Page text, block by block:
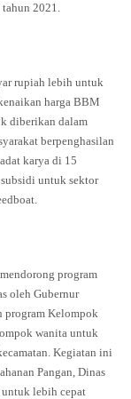
2021.
rupiah lebih untuk
harga BBM
diberikan dalam
berpenghasilan
karya di 15
untuk sektor
program
oleh Gubernur
program Kelompok
wanita untuk
Kegiatan ini
Pangan, Dinas
untuk lebih cepat